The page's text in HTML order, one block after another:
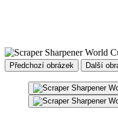
Předchozí obrázek Další